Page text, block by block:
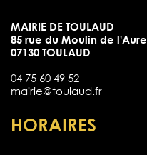
MAIRIE DE TOULAUD
85 rue du Moulin de l'Aure
07130 TOULAUD
04 75 60 49 52
mairie@toulaud.fr
HORAIRES